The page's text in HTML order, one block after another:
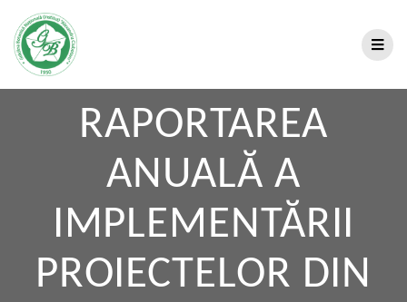
RAPORTAREA
ANUALĂ A
IMPLEMENTĂRII
PROIECTELOR DIN